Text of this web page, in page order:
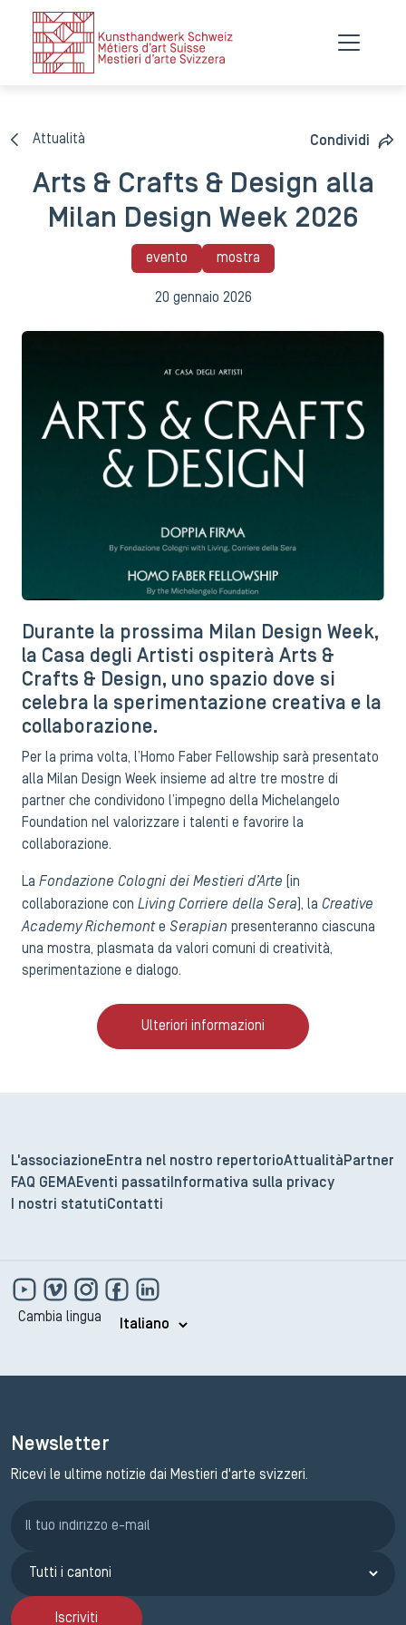
Attualità Condividi
Arts & Crafts & Design alla
Milan Design Week 2026
evento mostra
20 gennaio 2026
Durante la prossima Milan Design Week,
la Casa degli Artisti ospiterà Arts &
Crafts & Design, uno spazio dove si
celebra la sperimentazione creativa e la
collaborazione.
Per la prima volta, l’Homo Faber Fellowship sarà presentato
alla Milan Design Week insieme ad altre tre mostre di
partner che condividono l’impegno della Michelangelo
Foundation nel valorizzare i talenti e favorire la
collaborazione.
La Fondazione Cologni dei Mestieri d’Arte (in
collaborazione con Living Corriere della Sera ), la Creative
Academy Richemonte Serapian presenteranno ciascuna
una mostra, plasmata da valori comuni di creatività,
sperimentazione e dialogo.
Ulteriori informazioni
L'associazione Entra nel nostro repertorioAttualità Partner
FAQ GEMAEventi passati
Informativa sulla privacy
I nostri statuti Contatti
Cambia lingua
Newsletter
Ricevi le ultime notizie dai Mestieri d'arte svizzeri.
Iscriviti